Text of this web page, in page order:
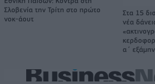
Σλοβενία την Τρίτη στο πρώτο
νοκ-άουτ
Στα 15
νέα
α΄